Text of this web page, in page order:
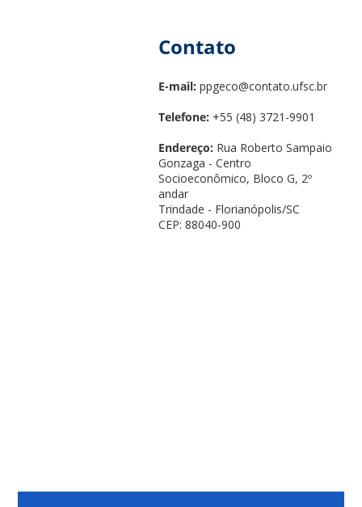
Contato
E-mail: ppgeco@contato.ufsc.br
Telefone: +55 (48) 3721-9901
Endereço: Rua Roberto Sampaio
Gonzaga - Centro
Socioeconômico, Bloco G, 2º
andar
Trindade - Florianópolis/SC
CEP: 88040-900